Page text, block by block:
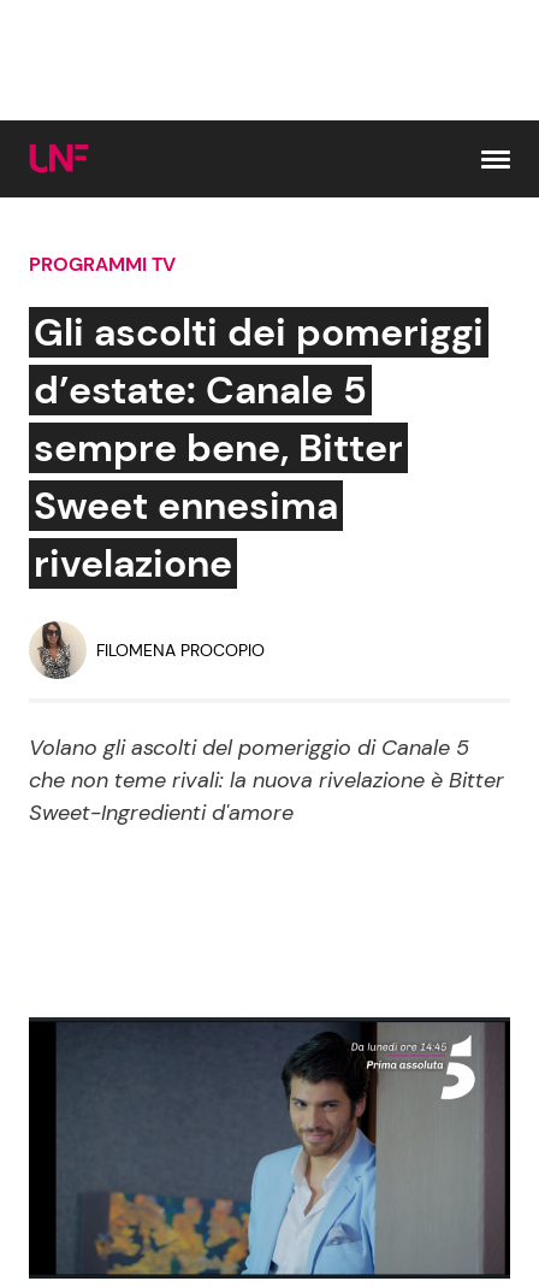
Cerca:
News e Cronaca
Attualità Italiana
Dal Mondo
Economia
Persone Scomparse
Gossip e TV
Bellezze VIP
Soap Opera
Moda e Style
Cucina e Ricette
Consigli di Cucina
Dolci
PROGRAMMI TV
Gli ascolti dei pomeriggi
d’estate: Canale 5
sempre bene, Bitter
Sweet ennesima
rivelazione
FILOMENA PROCOPIO
Volano gli ascolti del pomeriggio di Canale 5
che non teme rivali: la nuova rivelazione è Bitter
Sweet-Ingredienti d'amore